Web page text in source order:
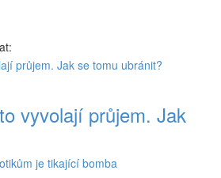
vyvolají průjem. Jak